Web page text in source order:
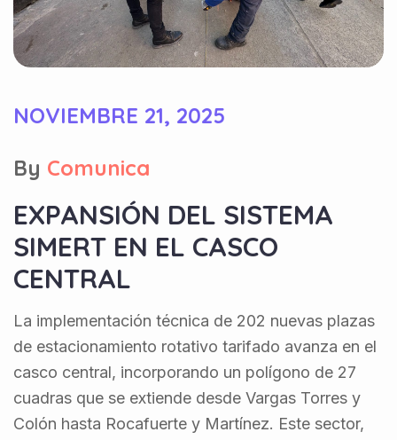
NOVIEMBRE 21, 2025
By Comunica
EXPANSIÓN DEL SISTEMA
SIMERT EN EL CASCO
CENTRAL
La implementación técnica de 202 nuevas plazas
de estacionamiento rotativo tarifado avanza en el
casco central, incorporando un polígono de 27
cuadras que se extiende desde Vargas Torres y
Colón hasta Rocafuerte y Martínez. Este sector,